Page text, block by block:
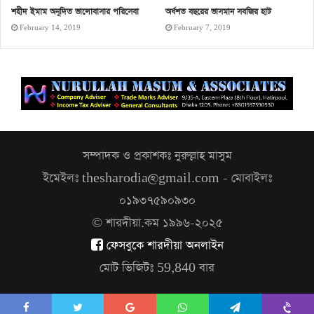
শহীদ ইমাম অনূদিত ভালোবাসার পরিসেবা
February 14, 2019
অর্ধশত বছরের ভাসমান সবজির হাট
February 7, 2019
সম্পাদক ও প্রকাশকঃ নুরুল্লাহ মাসুম
ইমেইলঃ thesharodia@gmail.com - মোবাইলঃ
০১৯৩৭৫৯০৯৩০
© শারদীয়া.কম ১৯৯৬-২০২৫
ফেসবুকে শারদীয়া অনলাইন
মোট ভিজিটঃ 59,840বার